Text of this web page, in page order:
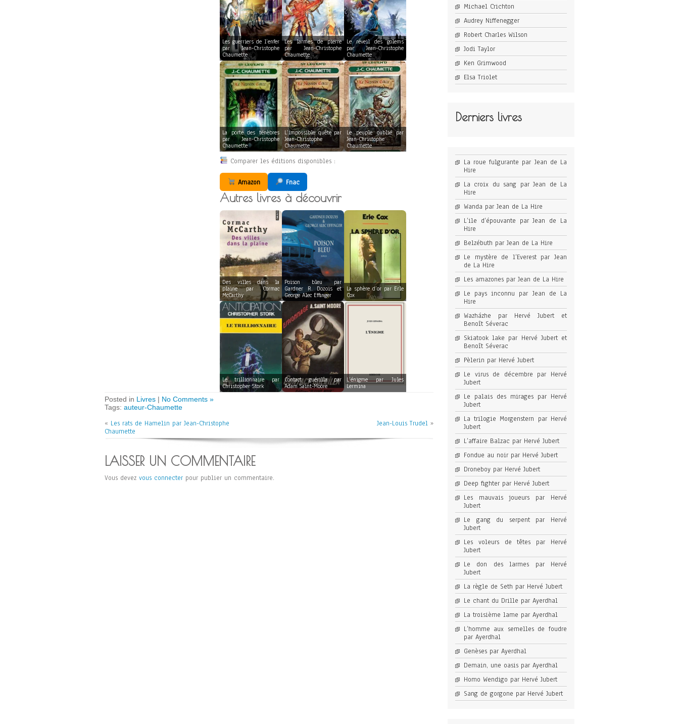
Les guerriers de l’enfer
par Jean-Christophe
Chaumette
Les larmes de pierre
par Jean-Christophe
Chaumette
Le réveil des golems
par Jean-Christophe
Chaumette
La porte des ténèbres
par Jean-Christophe
Chaumette
L’impossible quête par
Jean-Christophe
Chaumette
Le peuple oublié par
Jean-Christophe
Chaumette
Comparer les éditions disponibles :
Amazon Fnac
Autres livres à découvrir
Des villes dans la
plaine par Cormac
McCarthy
Poison bleu par
Gardner R. Dozois et
George Alec Effinger
La sphère d’or par Erle
Cox
Le trillionnaire par
Christopher Stork
Contact guérilla par
Adam Saint-Moore
L’énigme par Jules
Lermina
Posted in Livres | No Comments »
Tags: auteur-Chaumette
« Les rats de Hamelin par Jean-Christophe
Chaumette
Jean-Louis Trudel »
LAISSER UN COMMENTAIRE
Vous devez vous connecter pour publier un commentaire.
Michael Crichton
Audrey Niffenegger
Robert Charles Wilson
Jodi Taylor
Ken Grimwood
Elsa Triolet
Derniers livres
La roue fulgurante par Jean de La
Hire
La croix du sang par Jean de La
Hire
Wanda par Jean de La Hire
L’ile d’épouvante par Jean de La
Hire
Belzébuth par Jean de La Hire
Le mystère de l’Everest par Jean
de La Hire
Les amazones par Jean de La Hire
Le pays inconnu par Jean de La
Hire
Wazházhe par Hervé Jubert et
Benoît Séverac
Skiatook lake par Hervé Jubert et
Benoît Séverac
Pèlerin par Hervé Jubert
Le virus de décembre par Hervé
Jubert
Le palais des mirages par Hervé
Jubert
La trilogie Morgenstern par Hervé
Jubert
L’affaire Balzac par Hervé Jubert
Fondue au noir par Hervé Jubert
Droneboy par Hervé Jubert
Deep fighter par Hervé Jubert
Les mauvais joueurs par Hervé
Jubert
Le gang du serpent par Hervé
Jubert
Les voleurs de têtes par Hervé
Jubert
Le don des larmes par Hervé
Jubert
La règle de Seth par Hervé Jubert
Le chant du Drille par Ayerdhal
La troisième lame par Ayerdhal
L’homme aux semelles de foudre
par Ayerdhal
Genèses par Ayerdhal
Demain, une oasis par Ayerdhal
Homo Wendigo par Hervé Jubert
Sang de gorgone par Hervé Jubert